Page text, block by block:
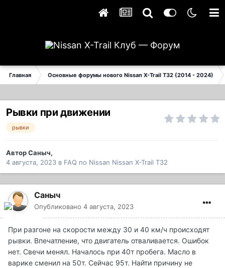
Главная Основные форумы нового Nissan X-Trail T32 (2014 - 2024)
Рывки при движении
рывки
АвторСаныч,
4 августа, 2023 в FAQ по Nissan Nissan X-Trail T32
Саныч
Опубликовано 4 августа, 2023
При разгоне на скорости между 30 и 40 км/ч происходят
рывки. Впечатление, что двигатель отваливается. Ошибок
нет. Свечи менял. Началось при 40т пробега. Масло в
варике сменил на 50т. Сейчас 95т. Найти причину не